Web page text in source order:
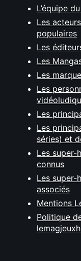
L’équipe
Les
populaires
Les
Les
Les
Les
Les
Les
séries) et
Les super-
connus
Les super-
associés
Mentions
Politique